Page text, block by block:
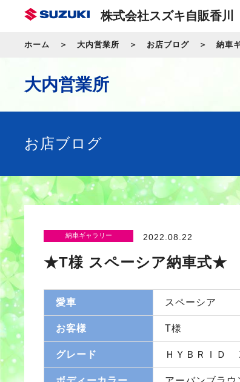
株式会社スズキ自販香川
ホーム 大内営業所 お店ブログ 納車
大内営業所
お店ブログ
納車ギャラリー 2022.08.22
★T様 スペーシア納車式★
愛車 スペーシア
お客様 T様
グレード ＨＹＢＲＩＤ